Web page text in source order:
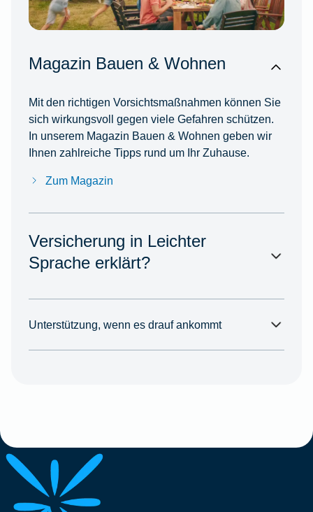
Magazin Bauen & Wohnen
Mit den richtigen Vorsichtsmaßnahmen können Sie
sich wirkungsvoll gegen viele Gefahren schützen.
In unserem Magazin Bauen & Wohnen geben wir
Ihnen zahlreiche Tipps rund um Ihr Zuhause.
Zum Magazin
Versicherung in Leichter
Sprache erklärt?
Unterstützung, wenn es drauf ankommt